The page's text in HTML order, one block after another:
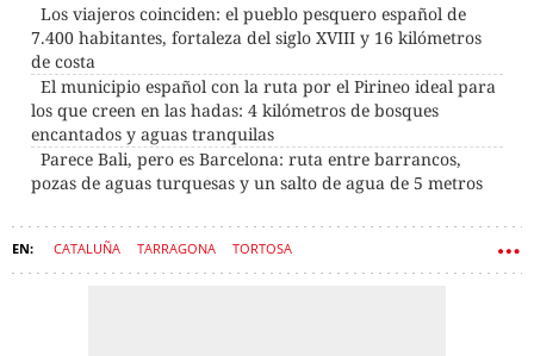
Los viajeros coinciden: el pueblo pesquero español de
7.400 habitantes, fortaleza del siglo XVIII y 16 kilómetros
de costa
El municipio español con la ruta por el Pirineo ideal para
los que creen en las hadas: 4 kilómetros de bosques
encantados y aguas tranquilas
Parece Bali, pero es Barcelona: ruta entre barrancos,
pozas de aguas turquesas y un salto de agua de 5 metros
CATALUÑA TARRAGONA TORTOSA